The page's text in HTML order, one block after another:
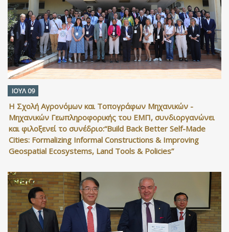
ΙΟΥΛ 09
Η Σχολή Αγρονόμων και Τοπογράφων Μηχανικών -
Μηχανικών Γεωπληροφορικής του ΕΜΠ, συνδιοργανώνει
και φιλοξενεί το συνέδριο:“Build Back Better Self-Made
Cities: Formalizing Informal Constructions & Improving
Geospatial Ecosystems, Land Tools & Policies”